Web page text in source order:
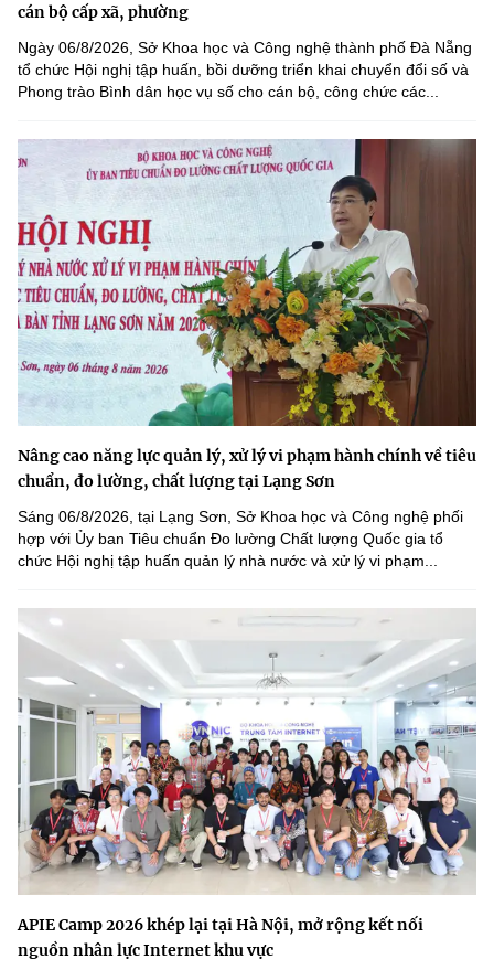
cán bộ cấp xã, phường
Ngày 06/8/2026, Sở Khoa học và Công nghệ thành phố Đà Nẵng
tổ chức Hội nghị tập huấn, bồi dưỡng triển khai chuyển đổi số và
Phong trào Bình dân học vụ số cho cán bộ, công chức các...
Nâng cao năng lực quản lý, xử lý vi phạm hành chính về tiêu
chuẩn, đo lường, chất lượng tại Lạng Sơn
Sáng 06/8/2026, tại Lạng Sơn, Sở Khoa học và Công nghệ phối
hợp với Ủy ban Tiêu chuẩn Đo lường Chất lượng Quốc gia tổ
chức Hội nghị tập huấn quản lý nhà nước và xử lý vi phạm...
APIE Camp 2026 khép lại tại Hà Nội, mở rộng kết nối
nguồn nhân lực Internet khu vực